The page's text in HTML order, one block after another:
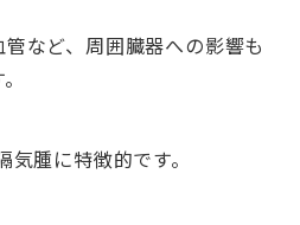
など、周囲臓器への影響も
腫に特徴的です。